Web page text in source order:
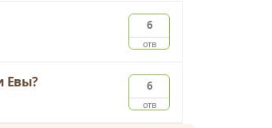
6
отв
6
отв
Евы?